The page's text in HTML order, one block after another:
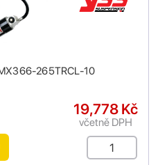
265TRCL-10
19,778 Kč
včetně DPH